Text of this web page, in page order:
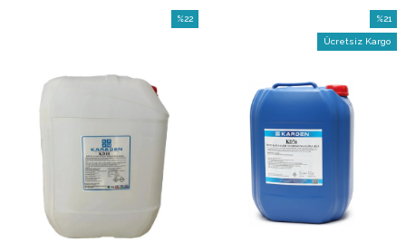
%22
%21
İndirim
Ücretsiz Kargo